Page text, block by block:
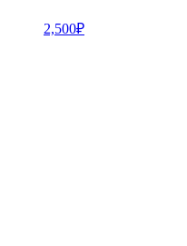
2,500₽